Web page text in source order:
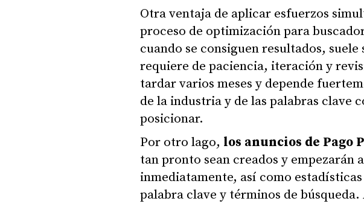
Otra ventaja de aplicar esfuerzos
proceso de optimización para
cuando se consiguen resultados,
requiere de paciencia, iteración y
tardar varios meses y depende
de la industria y de las palabras clave
posicionar.
Por otro lago, los anuncios de Pago
tan pronto sean creados y empezarán
inmediatamente, así como
palabra clave y términos de